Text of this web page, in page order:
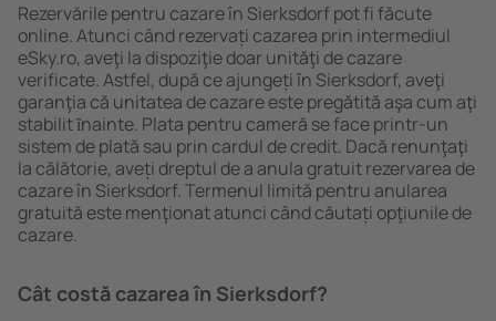
Rezervările pentru cazare în Sierksdorf pot fi făcute
online. Atunci când rezervați cazarea prin intermediul
eSky.ro, aveţi la dispoziţie doar unităţi de cazare
verificate. Astfel, după ce ajungeți în Sierksdorf, aveţi
garanţia că unitatea de cazare este pregătită aşa cum aţi
stabilit ȋnainte. Plata pentru cameră se face printr-un
sistem de plată sau prin cardul de credit. Dacă renunţaţi
la călătorie, aveți dreptul de a anula gratuit rezervarea de
cazare în Sierksdorf. Termenul limită pentru anularea
gratuită este menţionat atunci când căutați opţiunile de
cazare.
Cât costă cazarea în Sierksdorf?